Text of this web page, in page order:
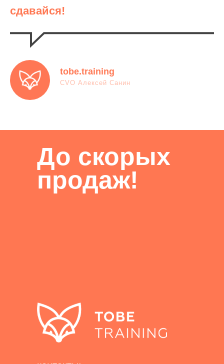
сдавайся!
tobe.training
CVO Алексей Санин
До скорых
продаж!